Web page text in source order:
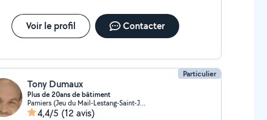
Voir le profil Contacter
Particulier
Tony Dumaux
Plus de 20ans de bâtiment
Pamiers (Jeu du Mail-Lestang-Saint-Jean)
4,4/5 (12 avis)